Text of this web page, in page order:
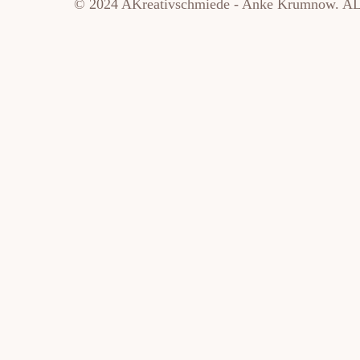
© 2024 AKreativschmiede - Anke Krumnow.